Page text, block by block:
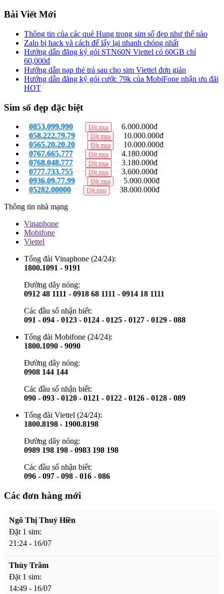
Bài Viết Mới
Thông tin của các quẻ Hung trong sim số đẹp như thế nào
Zalo bị hack và cách để lấy lại nhanh chóng nhất
Hướng dẫn đăng ký gói STN60N Viettel có 60GB chỉ
60,000đ
Hướng dẫn nạp thẻ trả sau cho sim Viettel đơn giản
Hướng dẫn đăng ký gói cước 79k của MobiFone nhận ưu đãi
HOT
Sim số đẹp đặc biệt
0853.099.990 Đặt mua
6.000.000đ
058.222.79.79
Đặt mua
10.000.000đ
0565.20.20.20
Đặt mua
10.000.000đ
0767.665.777
Đặt mua
4.180.000đ
0768.048.777
Đặt mua
3.180.000đ
0777.733.755
Đặt mua
3.600.000đ
0936.09.77.99
Đặt mua
5.000.000đ
05282.00000
Đặt mua
38.000.000đ
Thông tin nhà mạng
Vinaphone
Mobifone
Viettel
Tổng đài Vinaphone (24/24):
1800.1091 - 9191
Đường dây nóng:
0912 48 1111 - 0918 68 1111 - 0914 18 1111
Các đầu số nhận biết:
091 - 094 - 0123 - 0124 - 0125 - 0127 - 0129 - 088
Tổng đài Mobifone (24/24):
1800.1090 - 9090
Đường dây nóng:
0908 144 144
Các đầu số nhận biết:
090 - 093 - 0120 - 0121 - 0122 - 0126 - 0128 - 089
Tổng đài Viettel (24/24):
1800.8198 - 1900.8198
Đường dây nóng:
0989 198 198 - 0983 198 198
Các đầu số nhận biết:
096 - 097 - 098 - 016 - 086
Các đơn hàng mới
Ngô Thị Thuý Hiền
Đặt 1 sim:
21:24 - 16/07
Thùy Trâm
Đặt 1 sim:
14:49 - 16/07